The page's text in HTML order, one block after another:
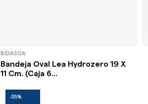
BIDASOA
Bandeja Oval Lea Hydrozero 19 X
11 Cm. (Caja 6...
-35%